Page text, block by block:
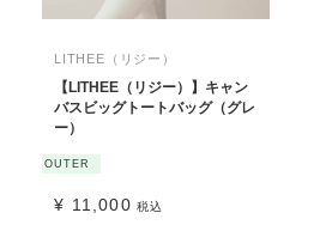
LITHEE（リジー）
【LITHEE（リジー）】キャン
バスビッグトートバッグ（グレ
ー）
OUTER
¥ 11,000 税込